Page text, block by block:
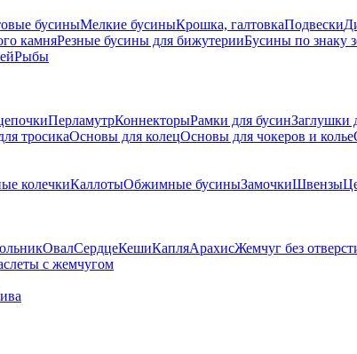
бусиныМелкие бусиныКрошка, галтовкаПодвески
камняРезные бусины для бижутерииБусины по знаку
Рыбы
ПерламутрКоннекторыРамки для бусинЗаглушки
тросикаОсновы для колецОсновы для чокеров и колье
колечкиКаллотыОбжимные бусиныЗамочкиШвензы
ОвалСердцеКешиКапляАрахисЖемчуг без
с жемчугом